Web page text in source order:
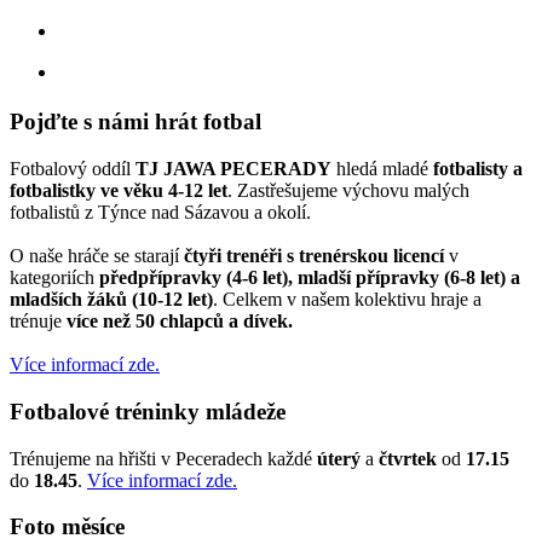
Pojďte s námi hrát fotbal
Fotbalový oddíl TJ JAWA PECERADY hledá mladé fotbalisty a
fotbalistky ve věku 4-12 let. Zastřešujeme výchovu malých
fotbalistů z Týnce nad Sázavou a okolí.
O naše hráče se starajíčtyři trenéři s trenérskou licencív
kategoriích předpřípravky (4-6 let), mladší přípravky (6-8 let) a
mladších žáků (10-12 let). Celkem v našem kolektivu hraje a
trénuje více než 50 chlapců a dívek.
Více informací zde.
Fotbalové tréninky mládeže
Trénujeme na hřišti v Peceradech každé úterý a čtvrtek od 17.15
do 18.45. Více informací zde.
Foto měsíce